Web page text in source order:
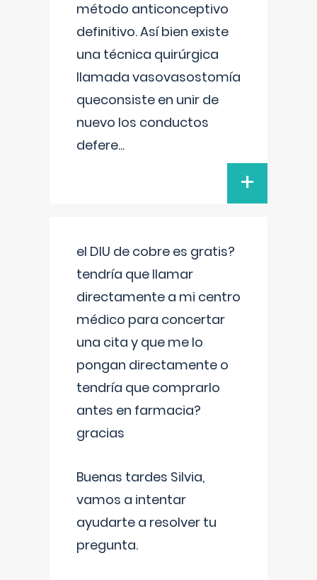
método anticonceptivo
definitivo. Así bien existe
una técnica quirúrgica
llamada vasovasostomía
queconsiste en unir de
nuevo los conductos
defere...
+
el DIU de cobre es gratis?
tendría que llamar
directamente a mi centro
médico para concertar
una cita y que me lo
pongan directamente o
tendría que comprarlo
antes en farmacia?
gracias
Buenas tardes Silvia,
vamos a intentar
ayudarte a resolver tu
pregunta.